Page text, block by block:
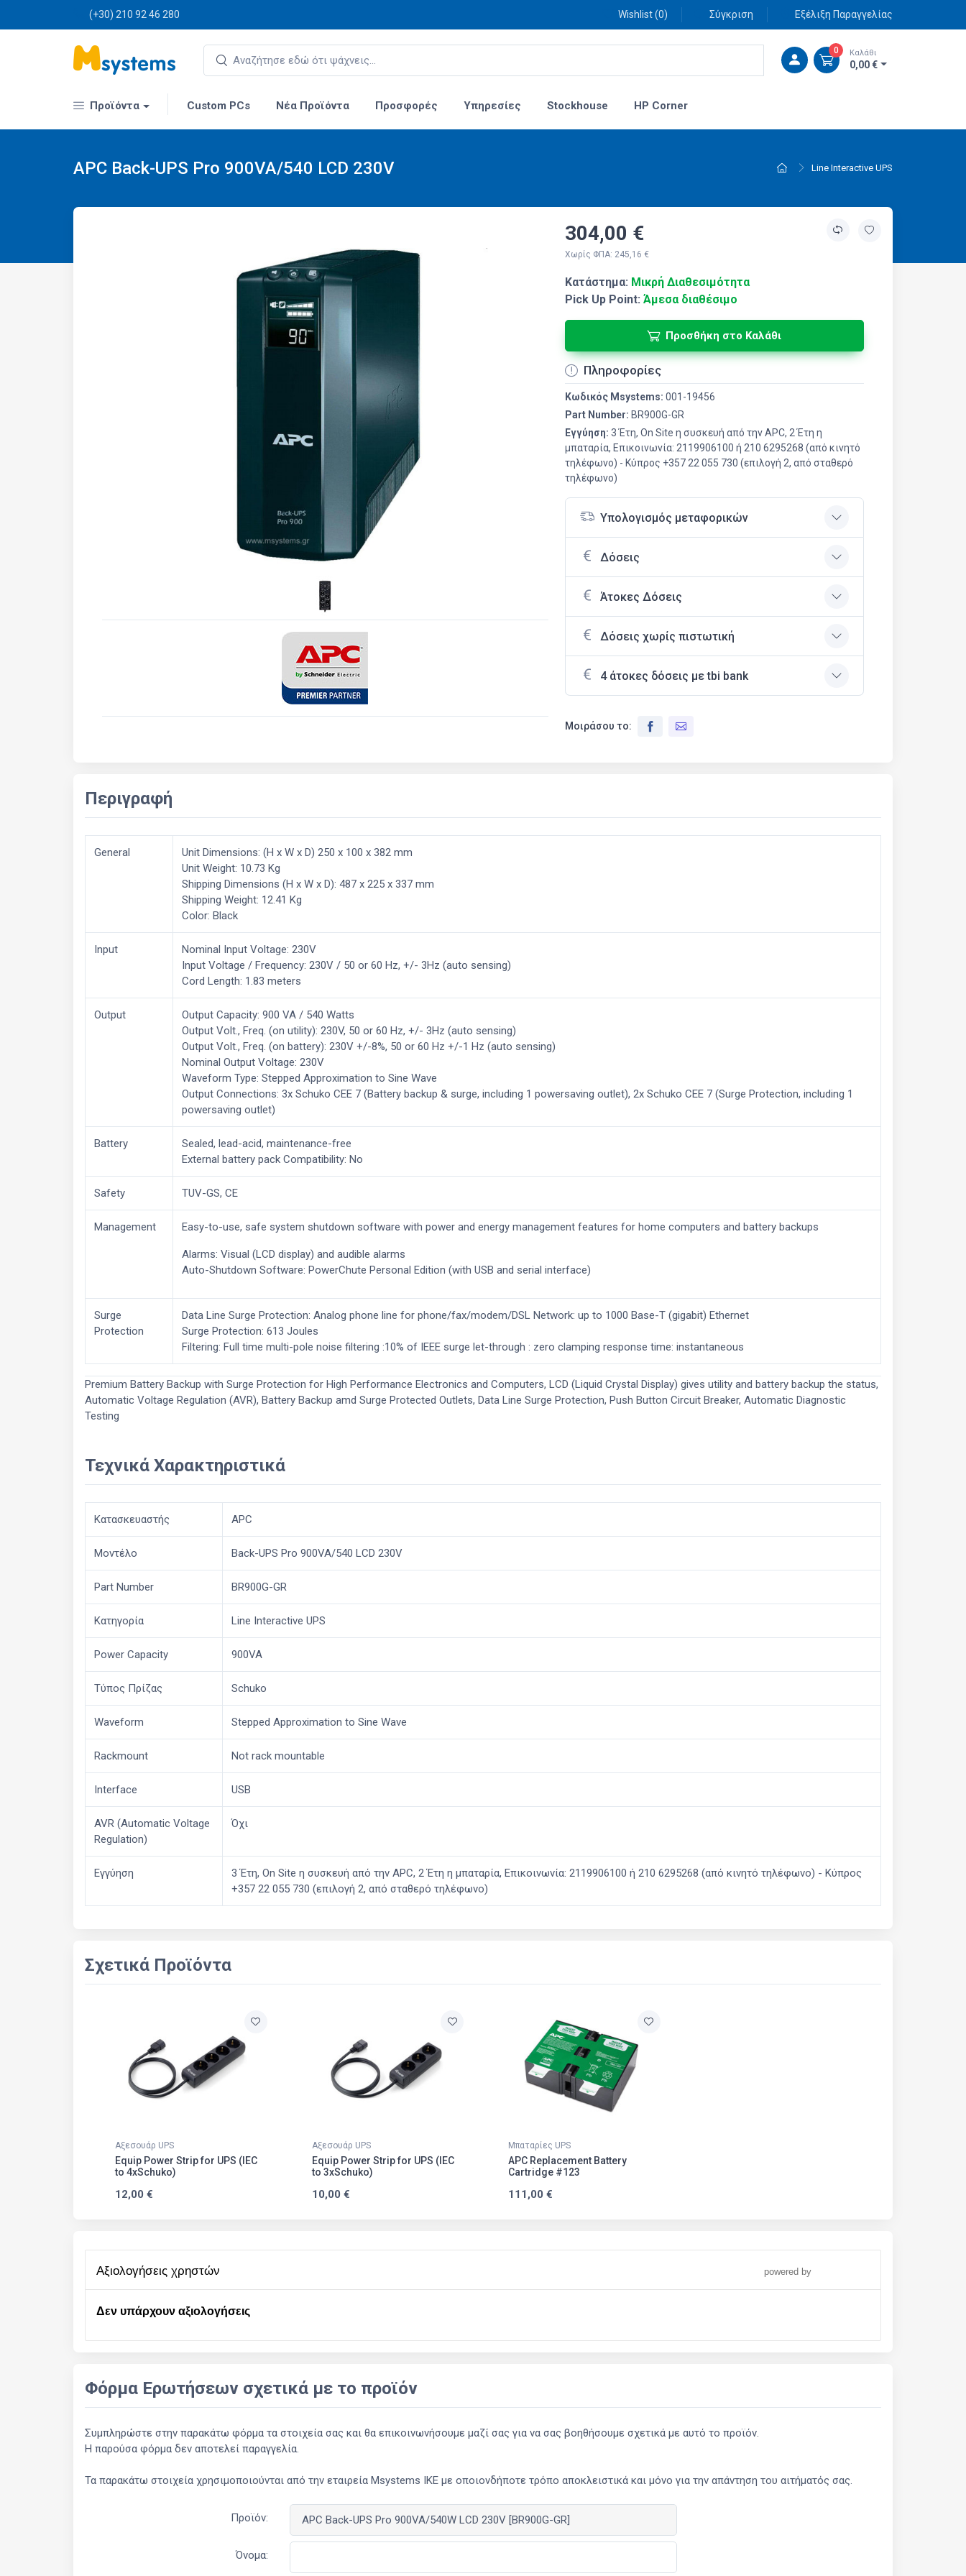
(+30) 210 92 46 280 Wishlist (0) Σύγκριση Εξέλιξη Παραγγελίας
0 Καλάθι
0,00 €
Προϊόντα Custom PCs Νέα Προϊόντα Προσφορές Υπηρεσίες Stockhouse HP Corner
Line Interactive UPS
APC Back-UPS Pro 900VA/540 LCD 230V
304,00 €
Χωρίς ΦΠΑ: 245,16 €
Κατάστημα: Μικρή Διαθεσιμότητα
Pick Up Point: Άμεσα διαθέσιμο
Προσθήκη στο Καλάθι
Πληροφορίες
Κωδικός Msystems: 001-19456
Part Number: BR900G-GR
Εγγύηση: 3 Έτη, On Site η συσκευή από την APC, 2 Έτη η
μπαταρία, Επικοινωνία: 2119906100 ή 210 6295268 (από κινητό
τηλέφωνο) - Kύπρος +357 22 055 730 (επιλογή 2, από σταθερό
τηλέφωνο)
Υπολογισμός μεταφορικών
Δόσεις
Άτοκες Δόσεις
Δόσεις χωρίς πιστωτική
4 άτοκες δόσεις με tbi bank
Μοιράσου το:
Περιγραφή
General
Unit Dimensions: (H x W x D) 250 x 100 x 382 mm
Unit Weight: 10.73 Kg
Shipping Dimensions (H x W x D): 487 x 225 x 337 mm
Shipping Weight: 12.41 Kg
Color: Black
Input
Nominal Input Voltage: 230V
Input Voltage / Frequency: 230V / 50 or 60 Hz, +/- 3Hz (auto sensing)
Cord Length: 1.83 meters
Output
Output Capacity: 900 VA / 540 Watts
Output Volt., Freq. (on utility): 230V, 50 or 60 Hz, +/- 3Hz (auto sensing)
Output Volt., Freq. (on battery): 230V +/-8%, 50 or 60 Hz +/-1 Hz (auto sensing)
Nominal Output Voltage: 230V
Waveform Type: Stepped Approximation to Sine Wave
Output Connections: 3x Schuko CEE 7 (Battery backup & surge, including 1 powersaving outlet), 2x Schuko CEE 7 (Surge Protection, including 1
powersaving outlet)
Battery
Sealed, lead-acid, maintenance-free
External battery pack Compatibility: No
Safety TUV-GS, CE
Management Easy-to-use, safe system shutdown software with power and energy management features for home computers and battery backups
Alarms: Visual (LCD display) and audible alarms
Auto-Shutdown Software: PowerChute Personal Edition (with USB and serial interface)
Surge
Protection
Data Line Surge Protection: Analog phone line for phone/fax/modem/DSL Network: up to 1000 Base-T (gigabit) Ethernet
Surge Protection: 613 Joules
Filtering: Full time multi-pole noise filtering :10% of IEEE surge let-through : zero clamping response time: instantaneous
Premium Battery Backup with Surge Protection for High Performance Electronics and Computers, LCD (Liquid Crystal Display) gives utility and battery backup the status,
Automatic Voltage Regulation (AVR), Battery Backup amd Surge Protected Outlets, Data Line Surge Protection, Push Button Circuit Breaker, Automatic Diagnostic
Testing
Τεχνικά Χαρακτηριστικά
Κατασκευαστής APC
Μοντέλο Back-UPS Pro 900VA/540 LCD 230V
Part Number BR900G-GR
Κατηγορία Line Interactive UPS
Power Capacity 900VA
Τύπος Πρίζας Schuko
Waveform Stepped Approximation to Sine Wave
Rackmount Not rack mountable
Interface USB
AVR (Automatic Voltage
Regulation)
Όχι
Εγγύηση
3 Έτη, On Site η συσκευή από την APC, 2 Έτη η μπαταρία, Επικοινωνία: 2119906100 ή 210 6295268 (από κινητό τηλέφωνο) - Kύπρος
+357 22 055 730 (επιλογή 2, από σταθερό τηλέφωνο)
Σχετικά Προϊόντα
Αξεσουάρ UPS
Equip Power Strip for UPS (IEC
to 4xSchuko)
12,00 €
Αξεσουάρ UPS
Equip Power Strip for UPS (IEC
to 3xSchuko)
10,00 €
Μπαταρίες UPS
APC Replacement Battery
Cartridge #123
111,00 €
αξιολογήσεις χρηστών powered by
Δεν υπάρχουν αξιολογήσεις
Φόρμα Ερωτήσεων σχετικά με το προϊόν
Συμπληρώστε στην παρακάτω φόρμα τα στοιχεία σας και θα επικοινωνήσουμε μαζί σας για να σας βοηθήσουμε σχετικά με αυτό το προϊόν.
Η παρούσα φόρμα δεν αποτελεί παραγγελία.
Τα παρακάτω στοιχεία χρησιμοποιούνται από την εταιρεία Msystems ΙΚΕ με οποιονδήποτε τρόπο αποκλειστικά και μόνο για την απάντηση του αιτήματός σας.
Προϊόν:
Όνομα: